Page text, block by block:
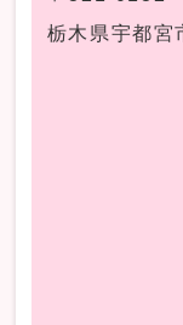
栃木県宇都宮